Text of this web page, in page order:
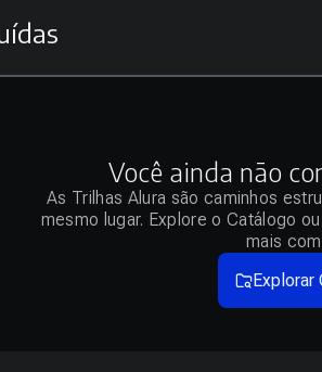
Você ainda não
As Trilhas Alura são caminhos
mesmo lugar. Explore o Catálogo
mais
Explorar